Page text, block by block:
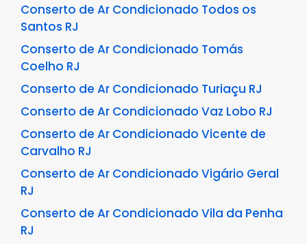
Conserto de Ar Condicionado Todos os
Santos RJ
Conserto de Ar Condicionado Tomás
Coelho RJ
Conserto de Ar Condicionado Turiaçu RJ
Conserto de Ar Condicionado Vaz Lobo RJ
Conserto de Ar Condicionado Vicente de
Carvalho RJ
Conserto de Ar Condicionado Vigário Geral
RJ
Conserto de Ar Condicionado Vila da Penha
RJ